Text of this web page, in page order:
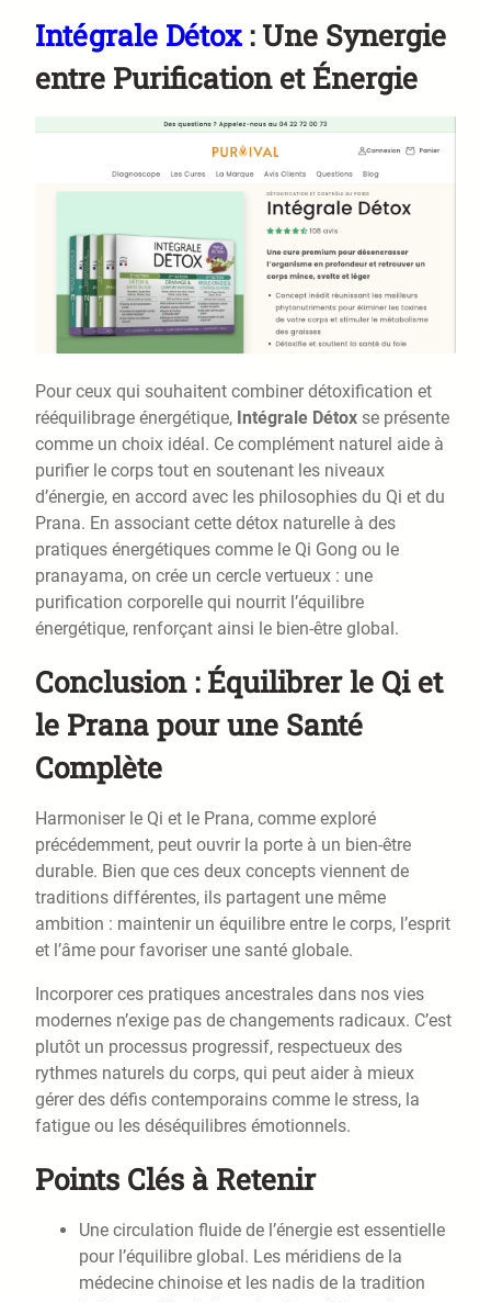
Intégrale Détox: Une Synergie
entre Purification et Énergie
Pour ceux qui souhaitent combiner détoxification et
rééquilibrage énergétique, Intégrale Détox se présente
comme un choix idéal. Ce complément naturel aide à
purifier le corps tout en soutenant les niveaux
d’énergie, en accord avec les philosophies du Qi et du
Prana. En associant cette détox naturelle à des
pratiques énergétiques comme le Qi Gong ou le
pranayama, on crée un cercle vertueux : une
purification corporelle qui nourrit l’équilibre
énergétique, renforçant ainsi le bien-être global.
Conclusion : Équilibrer le Qi et
le Prana pour une Santé
Complète
Harmoniser le Qi et le Prana, comme exploré
précédemment, peut ouvrir la porte à un bien-être
durable. Bien que ces deux concepts viennent de
traditions différentes, ils partagent une même
ambition : maintenir un équilibre entre le corps, l’esprit
et l’âme pour favoriser une santé globale.
Incorporer ces pratiques ancestrales dans nos vies
modernes n’exige pas de changements radicaux. C’est
plutôt un processus progressif, respectueux des
rythmes naturels du corps, qui peut aider à mieux
gérer des défis contemporains comme le stress, la
fatigue ou les déséquilibres émotionnels.
Points Clés à Retenir
Une circulation fluide de l’énergie est essentielle
pour l’équilibre global. Les méridiens de la
médecine chinoise et les nadis de la tradition